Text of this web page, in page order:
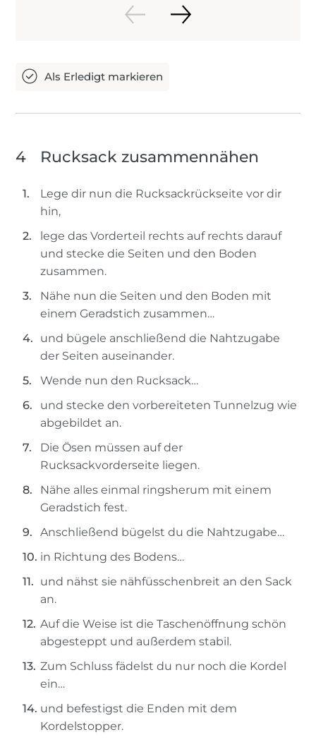
4 Rucksack zusammennähen
Lege dir nun die Rucksackrückseite vor dir
hin,
lege das Vorderteil rechts auf rechts darauf
und stecke die Seiten und den Boden
zusammen.
Nähe nun die Seiten und den Boden mit
einem Geradstich zusammen…
und bügele anschließend die Nahtzugabe
der Seiten auseinander.
Wende nun den Rucksack…
und stecke den vorbereiteten Tunnelzug wie
abgebildet an.
Die Ösen müssen auf der
Rucksackvorderseite liegen.
Nähe alles einmal ringsherum mit einem
Geradstich fest.
Anschließend bügelst du die Nahtzugabe…
in Richtung des Bodens…
und nähst sie nähfüsschenbreit an den Sack
an.
Auf die Weise ist die Taschenöffnung schön
abgesteppt und außerdem stabil.
Zum Schluss fädelst du nur noch die Kordel
ein…
und befestigst die Enden mit dem
Kordelstopper.